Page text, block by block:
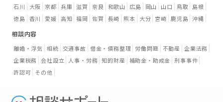
石川
大阪 京都 兵庫 滋賀 奈良 和歌山 広島 岡山 山口 鳥取
島根
徳島 香川 愛媛 高知 福岡 佐賀 長崎 熊本 大分 宮崎 鹿児島 沖縄
相談内容
離婚・浮気 相続 交通事故 借金・債務整理 労働問題 不動産 企業法務
企業税務 会社設立 人事・労務 知的財産 補助金・助成金 刑事事件
許認可 その他